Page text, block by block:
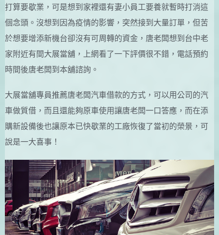
打算要歇業，可是想到家裡還有妻小員工要養就暫時打消這
個念頭。沒想到因為疫情的影響，突然接到大量訂單，但苦
於想要增添新機台卻沒有可周轉的資金，唐老闆想到台中老
家附近有間大展當舖，上網看了一下評價很不錯，電話預約
時間後唐老闆到本舖諮詢。
大展當舖專員推薦唐老闆汽車借款的方式，可以用公司的汽
車做質借，而且還能夠原車使用讓唐老闆一口答應，而在添
購新設備後也讓原本已快歇業的工廠恢復了當初的榮景，可
說是一大喜事！